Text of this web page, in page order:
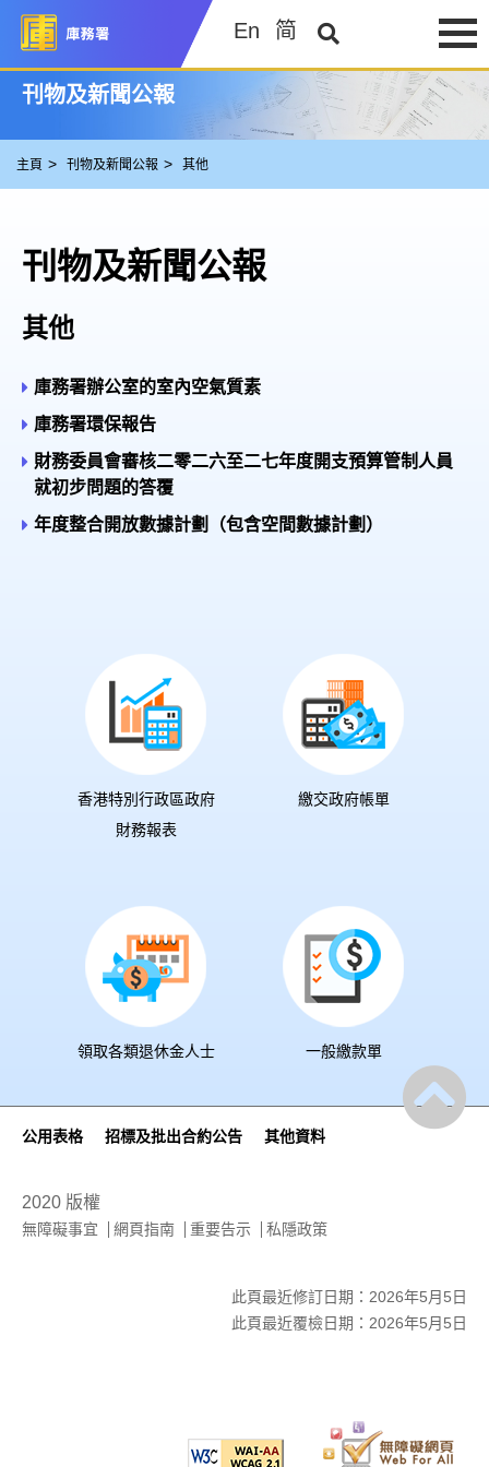
En 简
刊物及新聞公報
主頁 刊物及新聞公報 其他
刊物及新聞公報
其他
庫務署辦公室的室內空氣質素
庫務署環保報告
財務委員會審核二零二六至二七年度開支預算管制人員
就初步問題的答覆
年度整合開放數據計劃（包含空間數據計劃）
香港特別行政區政府
財務報表
繳交政府帳單
領取各類退休金人士 一般繳款單
公用表格 招標及批出合約公告 其他資料
2020 版權
無障礙事宜 網頁指南 重要告示 私隱政策
此頁最近修訂日期：2026年5月5日
此頁最近覆檢日期：2026年5月5日